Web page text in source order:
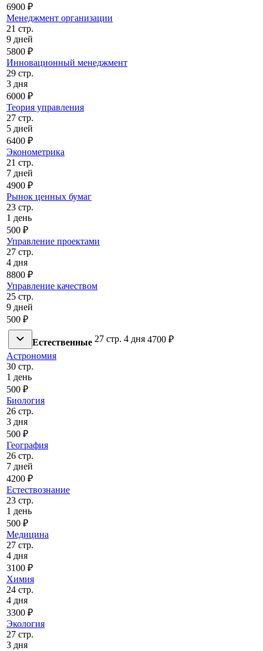
6900 ₽
Менеджмент организации
21 стр.
9 дней
5800 ₽
Инновационный менеджмент
29 стр.
3 дня
6000 ₽
Теория управления
27 стр.
5 дней
6400 ₽
Эконометрика
21 стр.
7 дней
4900 ₽
Рынок ценных бумаг
23 стр.
1 день
500 ₽
Управление проектами
27 стр.
4 дня
8800 ₽
Управление качеством
25 стр.
9 дней
500 ₽
Естественные 27 стр. 4 дня 4700 ₽
Астрономия
30 стр.
1 день
500 ₽
Биология
26 стр.
3 дня
500 ₽
География
26 стр.
7 дней
4200 ₽
Естествознание
23 стр.
1 день
500 ₽
Медицина
27 стр.
4 дня
3100 ₽
Химия
24 стр.
4 дня
3300 ₽
Экология
27 стр.
3 дня